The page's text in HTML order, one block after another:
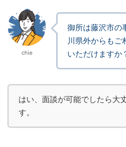
chie
御所は藤沢市の
川県外からもご
いただけますか
はい、面談が可能でしたら大
す。